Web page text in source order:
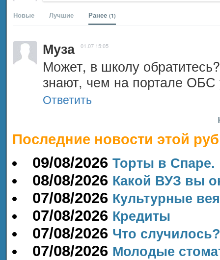
Новые Лучшие Ранее (1)
Муза 01.07 15:05
Может, в школу
знают, чем на портале ОБС
Ответить
Последние новости этой
09/08/2026 Торты в Спаре.
08/08/2026 Какой ВУЗ вы
07/08/2026 Культурные
07/08/2026 Кредиты
07/08/2026 Что случилось?
07/08/2026 Молодые